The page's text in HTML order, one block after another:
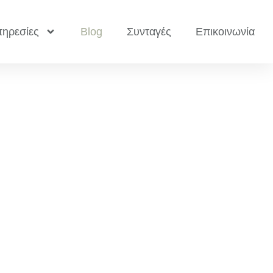
Blog Συνταγές Επικοινωνία